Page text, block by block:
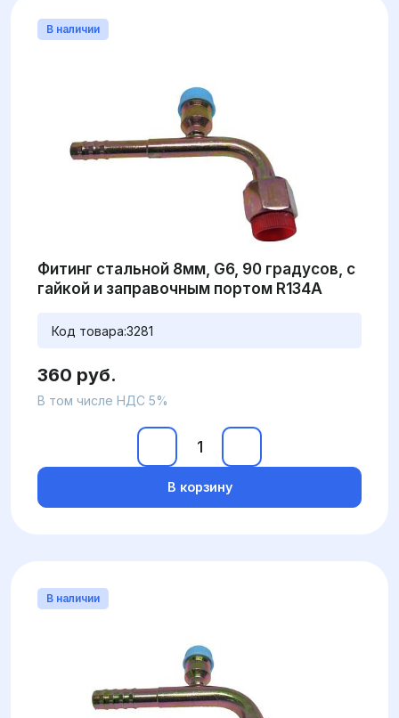
В наличии
Фитинг стальной 8мм, G6, 90 градусов, с
гайкой и заправочным портом R134A
Код товара:3281
360 руб.
В том числе НДС 5%
В корзину
В наличии